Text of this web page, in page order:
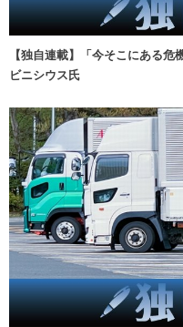
【独自連載】「今そこにある
ビニシウス氏